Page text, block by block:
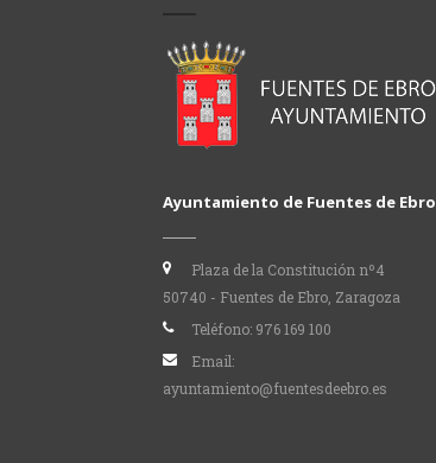
Ayuntamiento de Fuentes de Ebro
Plaza de la Constitución nº4
50740 - Fuentes de Ebro, Zaragoza
Teléfono: 976 169 100
Email:
ayuntamiento@fuentesdeebro.es